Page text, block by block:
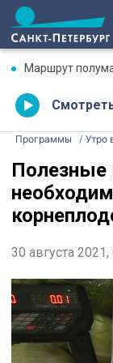
Маршрут полумарафона
Программы Утро
Полезные
30 августа 2021,